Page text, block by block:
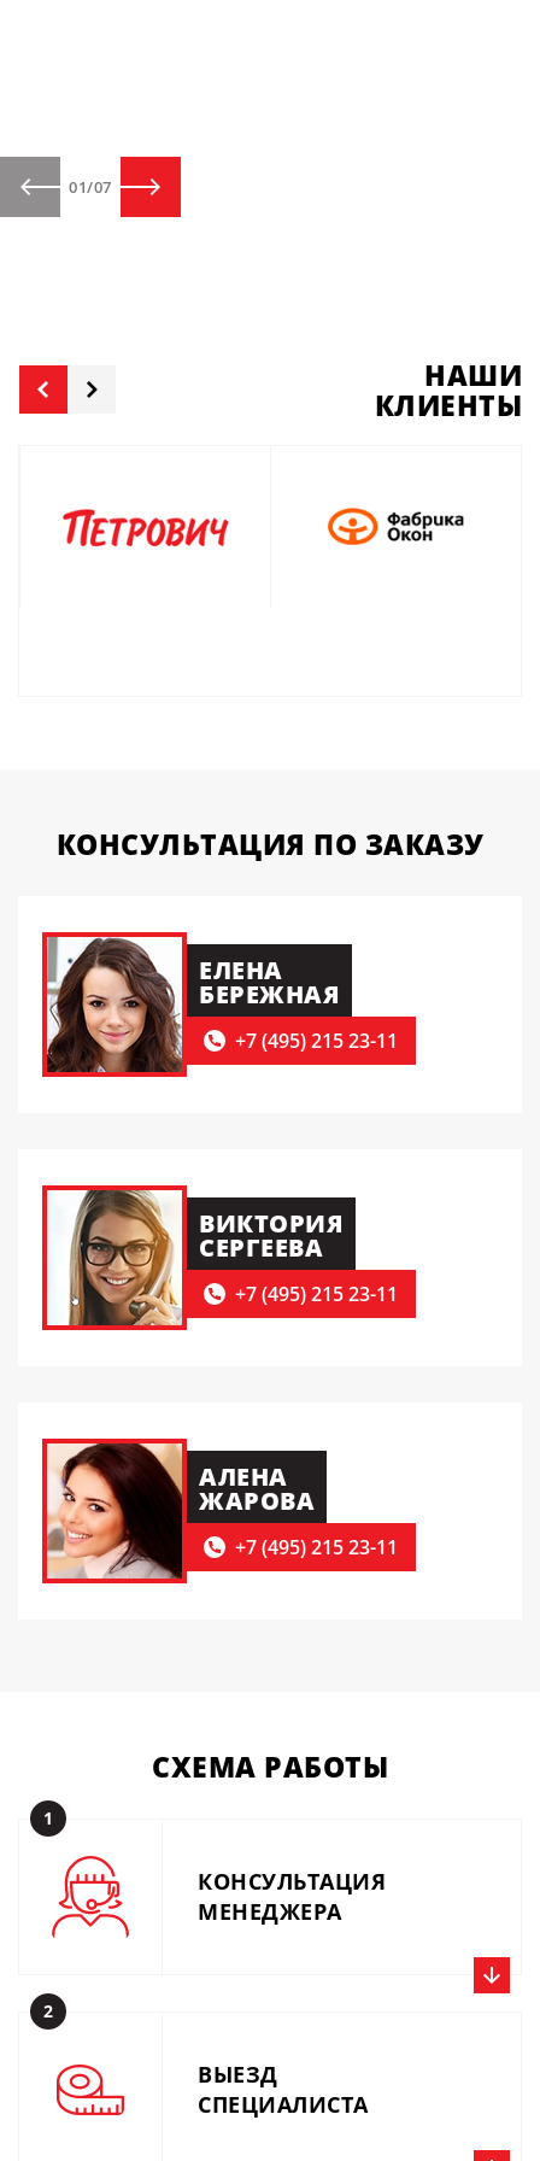
01/07
НАШИ
КЛИЕНТЫ
КОНСУЛЬТАЦИЯ ПО ЗАКАЗУ
ЕЛЕНА
БЕРЕЖНАЯ
+7 (495) 215 23-11
ВИКТОРИЯ
СЕРГЕЕВА
+7 (495) 215 23-11
АЛЕНА
ЖАРОВА
+7 (495) 215 23-11
СХЕМА РАБОТЫ
1
КОНСУЛЬТАЦИЯ
МЕНЕДЖЕРА
Позвоните нам прямо сейчас, получите консультацию
производству на почту 01@metalius.ru.
2
ВЫЕЗД
СПЕЦИАЛИСТА